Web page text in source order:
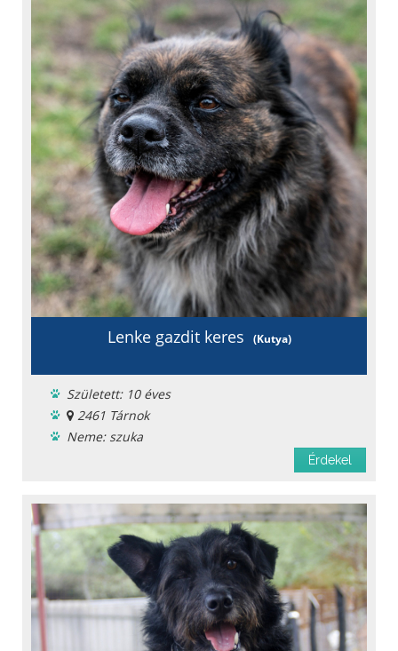
Oltási könyv
Fajta: keverék
Lenke gazdit keres (Kutya)
Született: 10 éves
2461 Tárnok
Neme: szuka
Féreghajtva
Ivartalanítva
Chipje van
Oltási könyv
Fajta: keverék
Érdekel